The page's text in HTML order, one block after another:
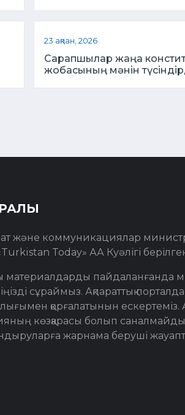
23 ақпан, 2026
Сарапшылар жаңа
жобасының мәнін
және коммуникациялар
Today» АА Куәлігі
материалдарды пайдаланғанда
сұраймыз. Ақпараттық
толығымен қорғалатынын
көзқарасы болып
жарнама беруші